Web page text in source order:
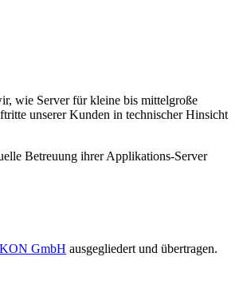
wie Server für kleine bis mittelgroße
unserer Kunden in technischer Hinsicht
Betreuung ihrer Applikations-Server
GmbH ausgegliedert und übertragen.